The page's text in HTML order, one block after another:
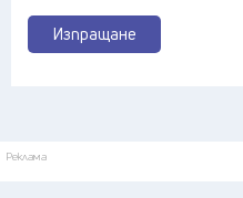
Изпращане
Реклама